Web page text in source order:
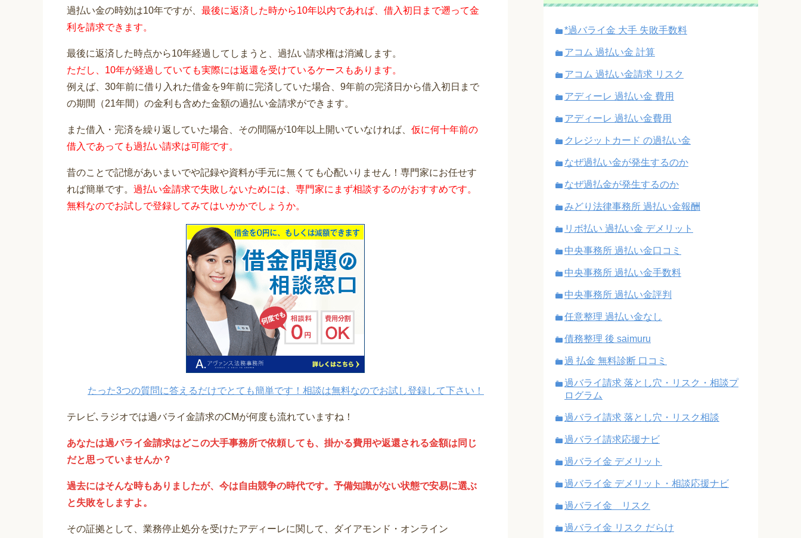
過払い金の時効は10年ですが、 最後に返済した時から10年以内であれば、借入初日まで遡って金
利を請求できます。
最後に返済した時点から10年経過してしまうと、過払い請求権は消滅します。
ただし、10年が経過していても実際には返還を受けているケースもあります。
例えば、30年前に借り入れた借金を9年前に完済していた場合、9年前の完済日から借入初日まで
の期間（21年間）の金利も含めた金額の過払い金請求ができます。
また借入・完済を繰り返していた場合、その間隔が10年以上開いていなければ、 仮に何十年前の
借入であっても過払い請求は可能です。
昔のことで記憶があいまいでや記録や資料が手元に無くても心配いりません！専門家にお任せす
れば簡単です。 過払い金請求で失敗しないためには、専門家にまず相談するのがおすすめです。
無料なのでお試しで登録してみてはいかかでしょうか。
たった3つの質問に答えるだけでとても簡単です！相談は無料なのでお試し登録して下さい！
テレビ､ラジオでは過バライ金請求のCMが何度も流れていますね！
あなたは過バライ金請求はどこの大手事務所で依頼しても、掛かる費用や返還される金額は同じ
だと思っていませんか？
過去にはそんな時もありましたが、今は自由競争の時代です。予備知識がない状態で安易に選ぶ
と失敗をしますよ。
その証拠として、業務停止処分を受けたアディーレに関して、ダイアモンド・オンライン
*過バライ金 大手 失敗手数料
アコム 過払い金 計算
アコム 過払い金請求 リスク
アディーレ 過払い金 費用
アディーレ 過払い金費用
クレジットカード の過払い金
なぜ過払い金が発生するのか
なぜ過払金が発生するのか
みどり法律事務所 過払い金報酬
リボ払い 過払い金 デメリット
中央事務所 過払い金口コミ
中央事務所 過払い金手数料
中央事務所 過払い金評判
任意整理 過払い金なし
債務整理 後 saimuru
過 払金 無料診断 口コミ
過バライ請求 落とし穴・リスク・相談プ
ログラム
過バライ請求 落とし穴・リスク相談
過バライ請求応援ナビ
過バライ金 デメリット
過バライ金 デメリット・相談応援ナビ
過バライ金 リスク
過バライ金 リスク だらけ